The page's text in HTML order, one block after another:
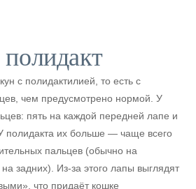
с полидактилией, то есть с
чем предусмотрено нормой. У
пять на каждой передней лапе и
полидакта их больше — чаще всего
пальцев (обычно на
задних). Из-за этого лапы выглядят
что придаёт кошке